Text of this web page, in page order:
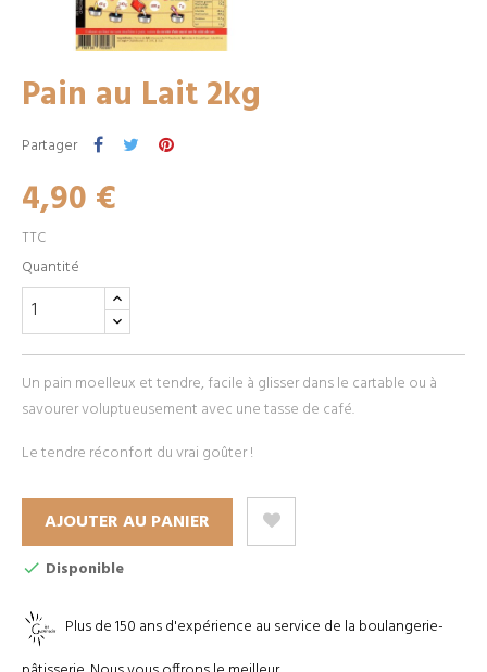
Pain au Lait 2kg
Partager
4,90 €
TTC
Quantité
Un pain moelleux et tendre, facile à glisser dans le cartable ou à
savourer voluptueusement avec une tasse de café.
Le tendre réconfort du vrai goûter !
AJOUTER AU PANIER
Disponible
Plus de 150 ans d'expérience au service de la boulangerie-